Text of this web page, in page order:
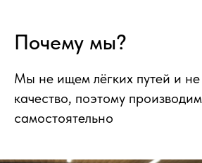
Почему мы?
Мы не ищем лёгких путей и
качество, поэтому
самостоятельно